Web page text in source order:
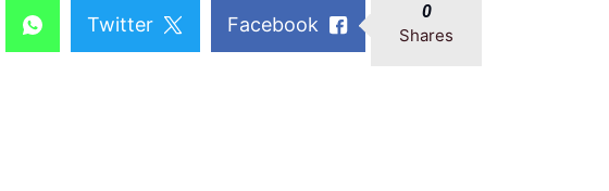
0
Shares
Facebook
Twitter